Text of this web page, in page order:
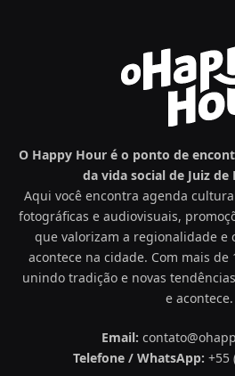
O Happy Hour é o ponto de
da vida social de Juiz de
Aqui você encontra agenda
fotográficas e audiovisuais,
que valorizam a regionalidade e
acontece na cidade. Com mais de
unindo tradição e novas
e acontece.
Email:
Telefone / WhatsApp: +55